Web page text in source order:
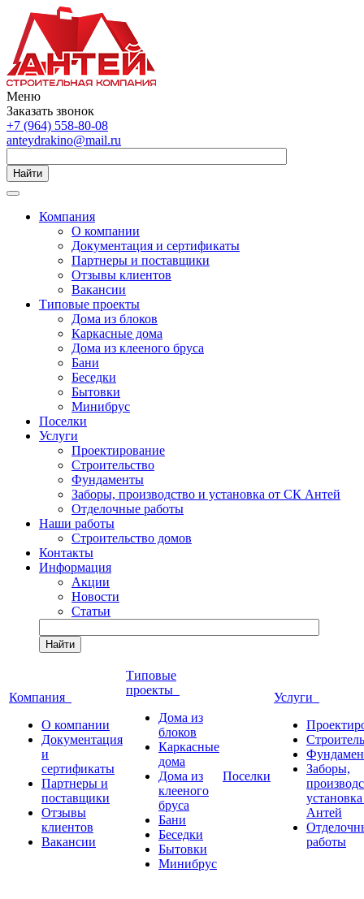
Меню
Заказать звонок
+7 (964) 558-80-08
anteydrakino@mail.ru
Найти
Компания
О компании
Документация и сертификаты
Партнеры и поставщики
Отзывы клиентов
Вакансии
Типовые проекты
Дома из блоков
Каркасные дома
Дома из клееного бруса
Бани
Беседки
Бытовки
Минибрус
Поселки
Услуги
Проектирование
Строительство
Фундаменты
Заборы, производство и установка от СК Антей
Отделочные работы
Наши работы
Строительство домов
Контакты
Информация
Акции
Новости
Статьи
Найти
Компания
О компании
Документация
и
сертификаты
Партнеры и
поставщики
Отзывы
клиентов
Вакансии
Типовые
проекты
Дома из
блоков
Каркасные
дома
Дома из
клееного
бруса
Бани
Беседки
Бытовки
Минибрус
Поселки
Услуги
Заборы,
Антей
работы